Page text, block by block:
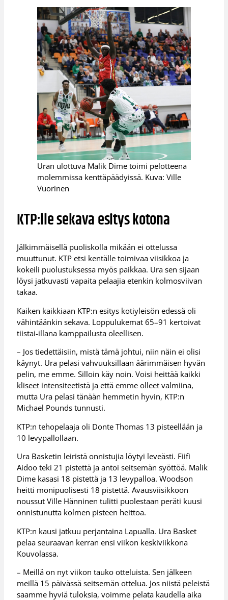
Uran ulottuva Malik Dime toimi pelotteena
molemmissa kenttäpäädyissä. Kuva: Ville
Vuorinen
KTP:lle sekava esitys kotona
Jälkimmäisellä puoliskolla mikään ei ottelussa
muuttunut. KTP etsi kentälle toimivaa viisikkoa ja
kokeili puolustuksessa myös paikkaa. Ura sen sijaan
löysi jatkuvasti vapaita pelaajia etenkin kolmosviivan
takaa.
Kaiken kaikkiaan KTP:n esitys kotiyleisön edessä oli
vähintäänkin sekava. Loppulukemat 65–91 kertoivat
tiistai-illana kamppailusta oleellisen.
– Jos tiedettäisiin, mistä tämä johtui, niin näin ei olisi
käynyt. Ura pelasi vahvuuksillaan äärimmäisen hyvän
pelin, me emme. Silloin käy noin. Voisi heittää kaikki
kliseet intensiteetistä ja että emme olleet valmiina,
mutta Ura pelasi tänään hemmetin hyvin, KTP:n
Michael Pounds tunnusti.
KTP:n tehopelaaja oli Donte Thomas 13 pisteellään ja
10 levypallollaan.
Ura Basketin leiristä onnistujia löytyi leveästi. Fiifi
Aidoo teki 21 pistettä ja antoi seitsemän syöttöä. Malik
Dime kasasi 18 pistettä ja 13 levypalloa. Woodson
heitti monipuolisesti 18 pistettä. Avausviisikkoon
noussut Ville Hänninen tulitti puolestaan peräti kuusi
onnistunutta kolmen pisteen heittoa.
KTP:n kausi jatkuu perjantaina Lapualla. Ura Basket
pelaa seuraavan kerran ensi viikon keskiviikkona
Kouvolassa.
– Meillä on nyt viikon tauko otteluista. Sen jälkeen
meillä 15 päivässä seitsemän ottelua. Jos niistä peleistä
saamme hyviä tuloksia, voimme pelata kaudella aika